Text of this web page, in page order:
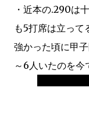
・近本の.290は
も5打席は立っ
強かった頃に甲
～6人いたのを今